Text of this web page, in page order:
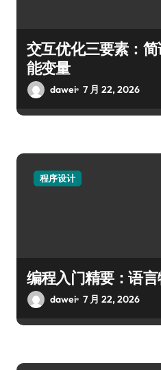
交互优化三要素：
能变量
dawei 7 月 22, 2026
程序设计
编程入门精要：语
dawei 7 月 22, 2026